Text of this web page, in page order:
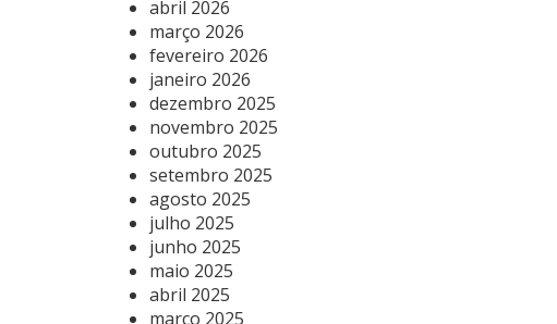
abril 2026
março 2026
fevereiro 2026
janeiro 2026
dezembro 2025
novembro 2025
outubro 2025
setembro 2025
agosto 2025
julho 2025
junho 2025
maio 2025
abril 2025
março 2025